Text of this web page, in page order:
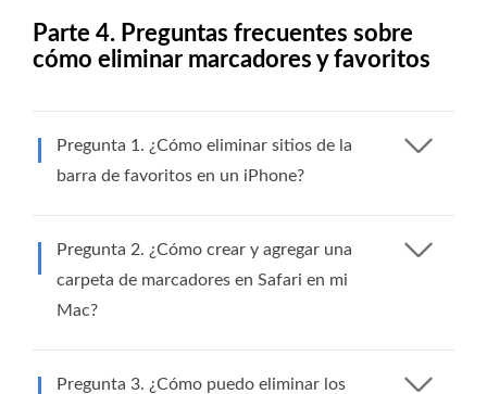
Parte 4. Preguntas frecuentes sobre
cómo eliminar marcadores y favoritos
Pregunta 1. ¿Cómo eliminar sitios de la
barra de favoritos en un iPhone?
Pregunta 2. ¿Cómo crear y agregar una
carpeta de marcadores en Safari en mi
Mac?
Pregunta 3. ¿Cómo puedo eliminar los